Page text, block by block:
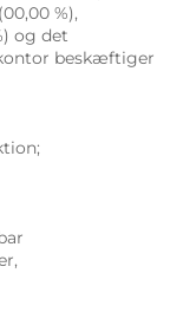
%),
og det
beskæftiger